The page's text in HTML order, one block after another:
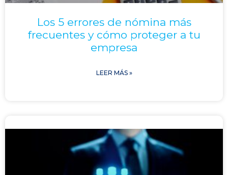
Los 5 errores de nómina más
frecuentes y cómo proteger a tu
empresa
LEER MÁS »